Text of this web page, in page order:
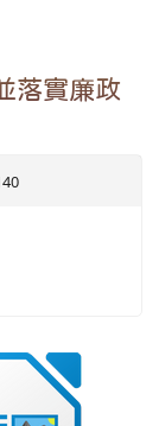
落實廉政